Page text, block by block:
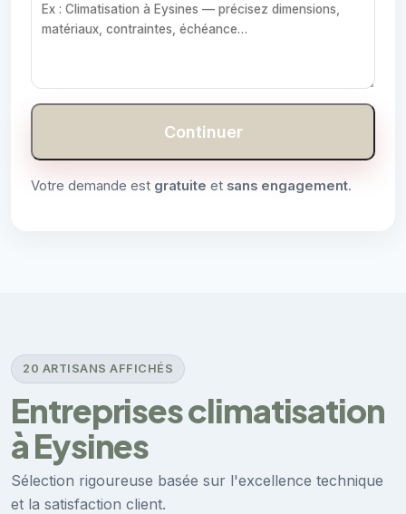
Continuer
Votre demande est gratuite et sans engagement.
20 ARTISANS AFFICHÉS
Entreprises climatisation
à Eysines
Sélection rigoureuse basée sur l'excellence technique
et la satisfaction client.